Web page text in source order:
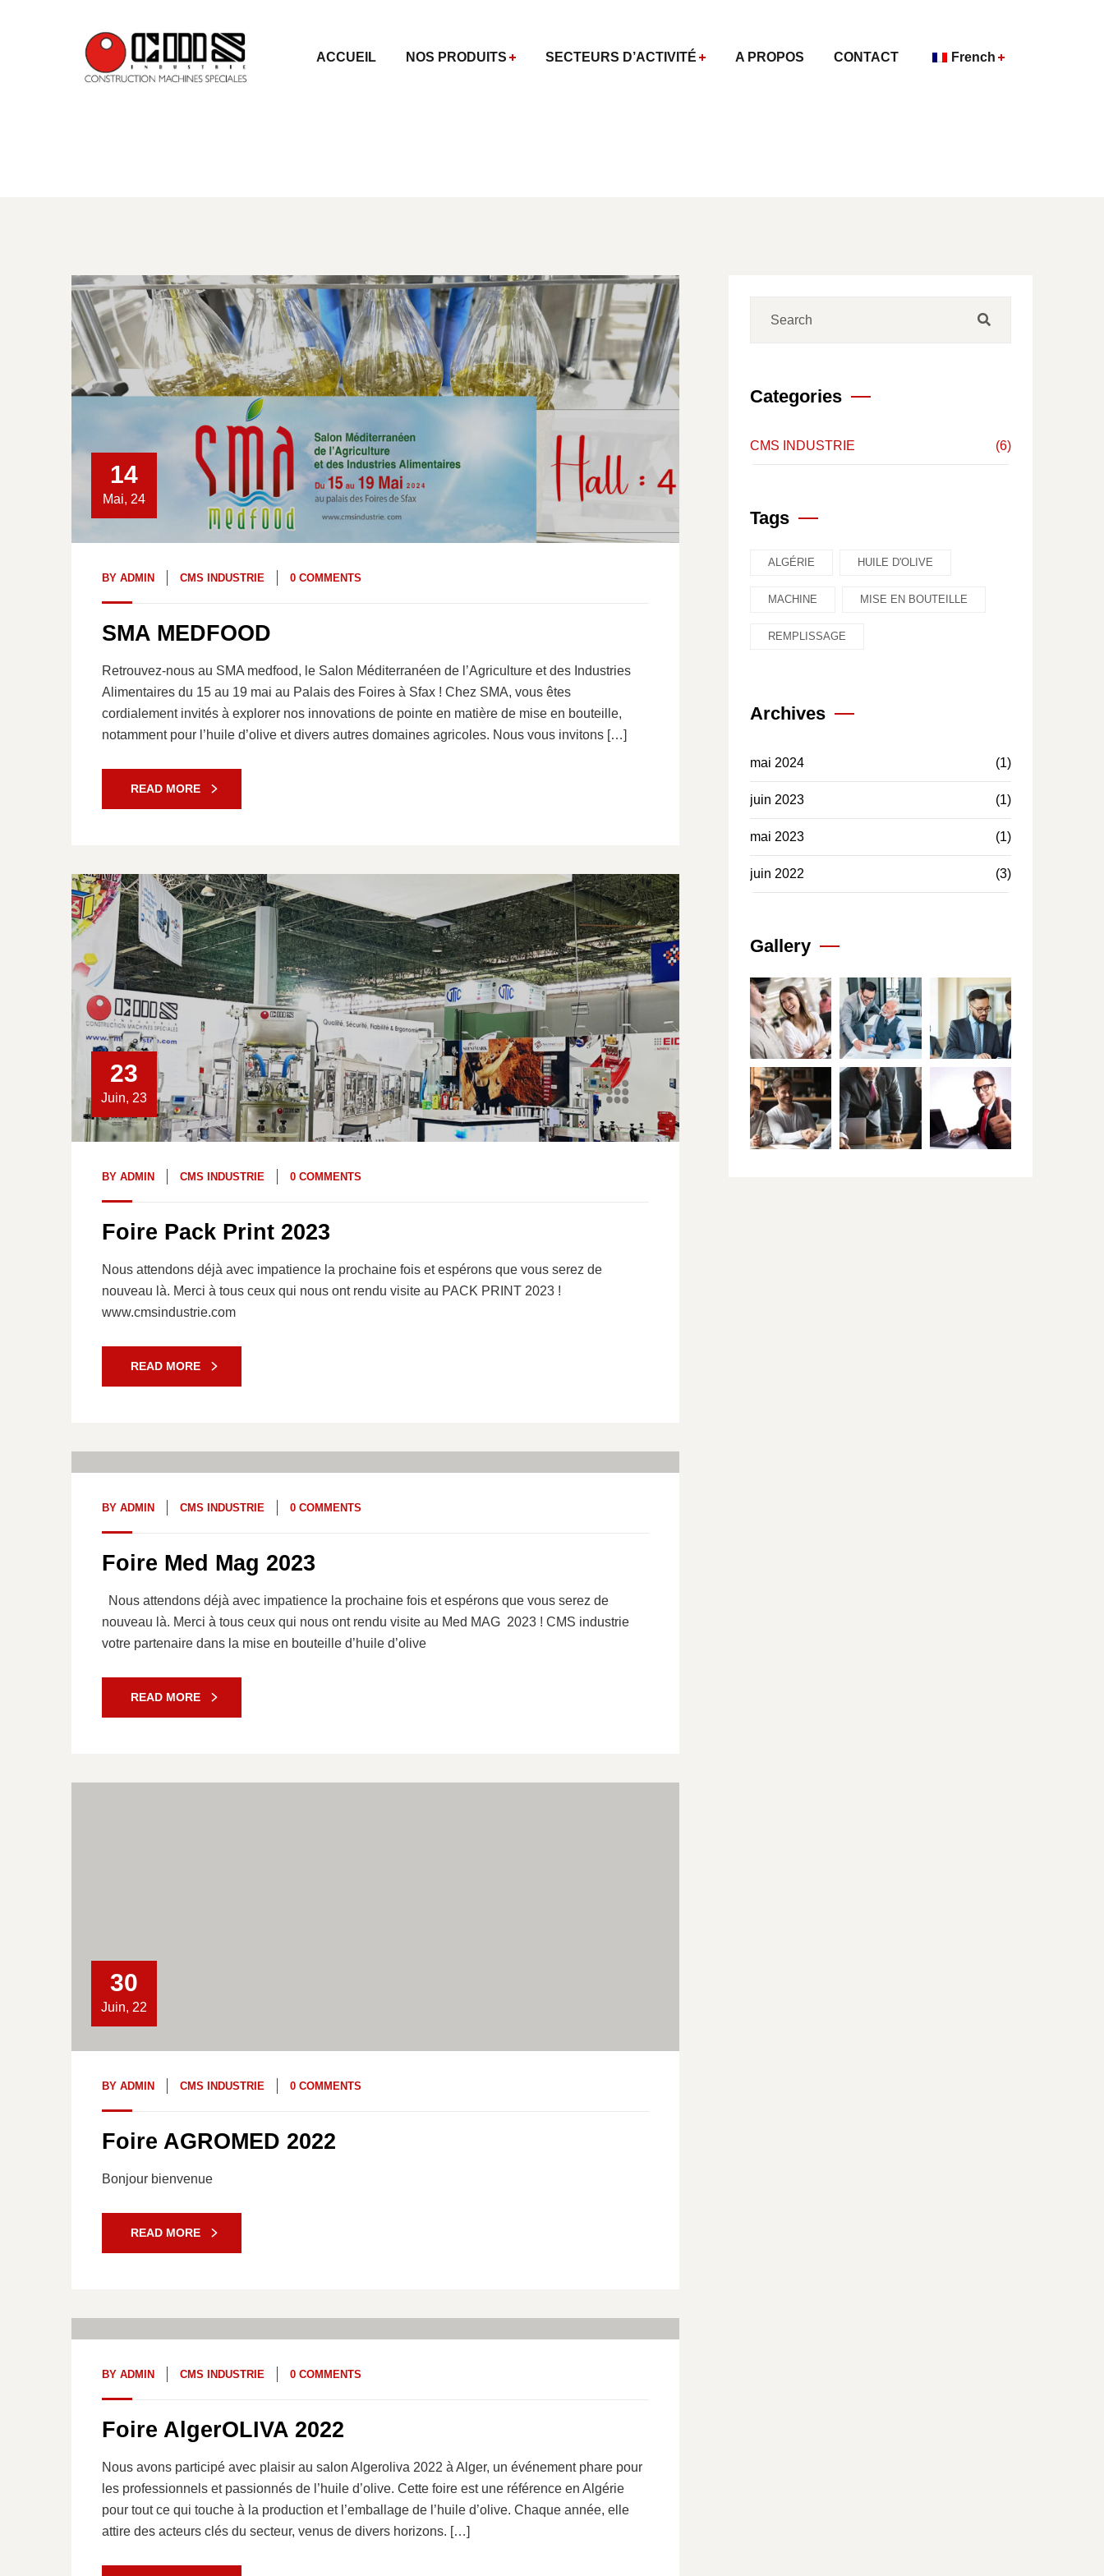
ACCUEIL NOS PRODUITS SECTEURS D’ACTIVITÉ A PROPOS CONTACT French
14
Mai, 24
BY ADMIN CMS INDUSTRIE 0 COMMENTS
SMA MEDFOOD
Retrouvez-nous au SMA medfood, le Salon Méditerranéen de l’Agriculture et des Industries
Alimentaires du 15 au 19 mai au Palais des Foires à Sfax ! Chez SMA, vous êtes
cordialement invités à explorer nos innovations de pointe en matière de mise en bouteille,
notamment pour l’huile d’olive et divers autres domaines agricoles. Nous vous invitons […]
READ MORE
23
Juin, 23
BY ADMIN CMS INDUSTRIE 0 COMMENTS
Foire Pack Print 2023
Nous attendons déjà avec impatience la prochaine fois et espérons que vous serez de
nouveau là. Merci à tous ceux qui nous ont rendu visite au PACK PRINT 2023 !
www.cmsindustrie.com
READ MORE
BY ADMIN CMS INDUSTRIE 0 COMMENTS
Foire Med Mag 2023
Nous attendons déjà avec impatience la prochaine fois et espérons que vous serez de
nouveau là. Merci à tous ceux qui nous ont rendu visite au Med MAG 2023 ! CMS industrie
votre partenaire dans la mise en bouteille d’huile d’olive
READ MORE
30
Juin, 22
BY ADMIN CMS INDUSTRIE 0 COMMENTS
Foire AGROMED 2022
Bonjour bienvenue
READ MORE
BY ADMIN CMS INDUSTRIE 0 COMMENTS
Foire AlgerOLIVA 2022
Nous avons participé avec plaisir au salon Algeroliva 2022 à Alger, un événement phare pour
les professionnels et passionnés de l’huile d’olive. Cette foire est une référence en Algérie
pour tout ce qui touche à la production et l’emballage de l’huile d’olive. Chaque année, elle
attire des acteurs clés du secteur, venus de divers horizons. […]
Categories
CMS INDUSTRIE (6)
Tags
ALGÉRIE HUILE D'OLIVE
MACHINE MISE EN BOUTEILLE
REMPLISSAGE
Archives
mai 2024 (1)
juin 2023 (1)
mai 2023 (1)
juin 2022 (3)
Gallery